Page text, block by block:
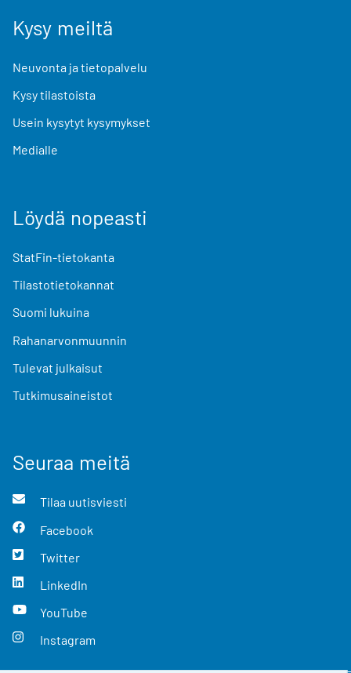
Kysy meiltä
Neuvonta ja tietopalvelu
Kysy tilastoista
Usein kysytyt kysymykset
Medialle
Löydä nopeasti
StatFin-tietokanta
Tilastotietokannat
Suomi lukuina
Rahanarvonmuunnin
Tulevat julkaisut
Tutkimusaineistot
Seuraa meitä
Tilaa uutisviesti
Facebook
Twitter
LinkedIn
YouTube
Instagram